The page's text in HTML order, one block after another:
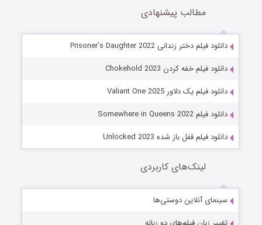
مطالب پیشنهادی
دانلود فیلم دختر زندانی Prisoner’s Daughter 2022
دانلود فیلم خفه کردن Chokehold 2023
دانلود فیلم یک دلاور Valiant One 2025
دانلود فیلم Somewhere in Queens 2022
دانلود فیلم قفل باز شده Unlocked 2023
لینک‌های کاربردی
سینمای آنلاین دوستی‌ها